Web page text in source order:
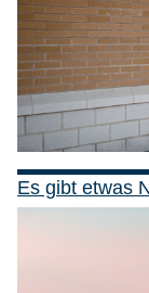
Es gibt etwas